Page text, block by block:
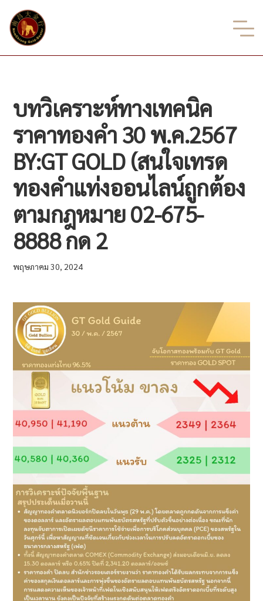
บทวิเคราะห์ทางเทคนิค
ราคาทองคำ 30 พ.ค.2567
BY:GT GOLD (สนใจเทรด
ทองคำแท่งออนไลน์ถูกต้อง
ตามกฎหมาย 02-675-
8888 กด 2
พฤษภาคม 30, 2024